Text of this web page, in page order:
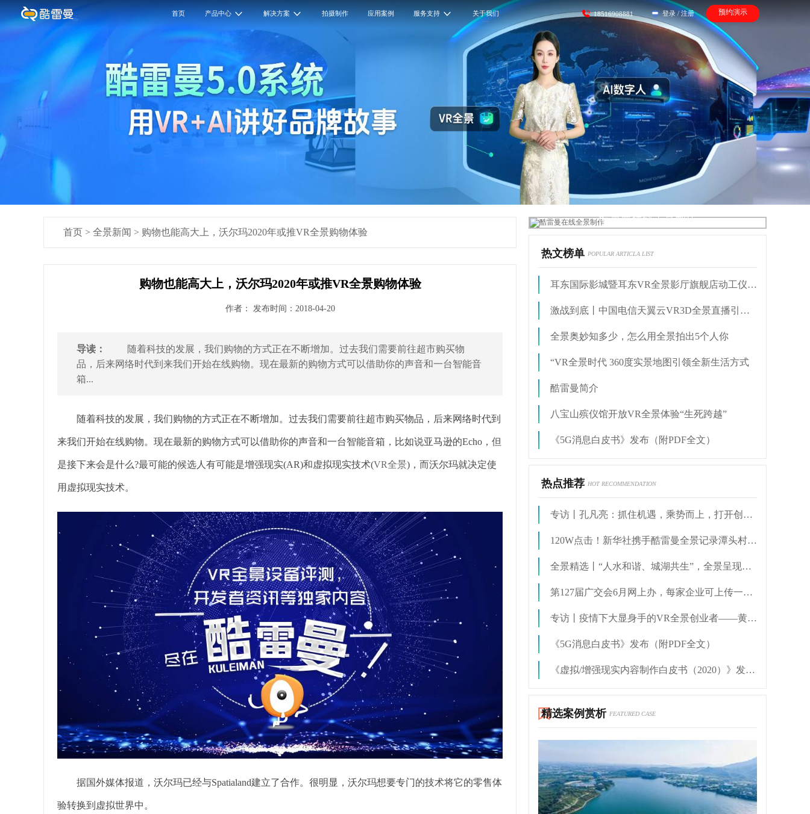
首页 产品中心 解决方案 拍摄制作 应用案例 服务支持 关于我们 18516908881 登录 / 注册 预约演示
首页 > 全景新闻 > 购物也能高大上，沃尔玛2020年或推VR全景购物体验
购物也能高大上，沃尔玛2020年或推VR全景购物体验
作者： 发布时间：2018-04-20
导读：
随着科技的发展，我们购物的方式正在不断增加。过去我们需要前往超市购买物
品，后来网络时代到来我们开始在线购物。现在最新的购物方式可以借助你的声音和一台智能音
箱...
随着科技的发展，我们购物的方式正在不断增加。过去我们需要前往超市购买物品，后来网络时代到
来我们开始在线购物。现在最新的购物方式可以借助你的声音和一台智能音箱，比如说亚马逊的Echo，但
是接下来会是什么?最可能的候选人有可能是增强现实(AR)和虚拟现实技术(VR全景)，而沃尔玛就决定使
用虚拟现实技术。
据国外媒体报道，沃尔玛已经与Spatialand建立了合作。很明显，沃尔玛想要专门的技术将它的零售体
验转换到虚拟世界中。
酷雷曼在线全景制作
热文榜单 POPULAR ARTICLA LIST
耳东国际影城暨耳东VR全景影厅旗舰店动工仪式盛大举行
激战到底丨中国电信天翼云VR3D全景直播引燃拳击热火
全景奥妙知多少，怎么用全景拍出5个人你
“VR全景时代 360度实景地图引领全新生活方式
酷雷曼简介
八宝山殡仪馆开放VR全景体验“生死跨越”
《5G消息白皮书》发布（附PDF全文）
热点推荐 HOT RECOMMENDATION
专访丨孔凡亮：抓住机遇，乘势而上，打开创业发展新局面
120W点击！新华社携手酷雷曼全景记录潭头村脱贫新气象
全景精选丨“人水和谐、城湖共生”，全景呈现滨湖新区之美
第127届广交会6月网上办，每家企业可上传一个VR虚拟展位
专访丨疫情下大显身手的VR全景创业者——黄澄坚
《5G消息白皮书》发布（附PDF全文）
《虚拟/增强现实内容制作白皮书（2020）》发布（附PDF全文下载）
精选案例赏析 FEATURED CASE